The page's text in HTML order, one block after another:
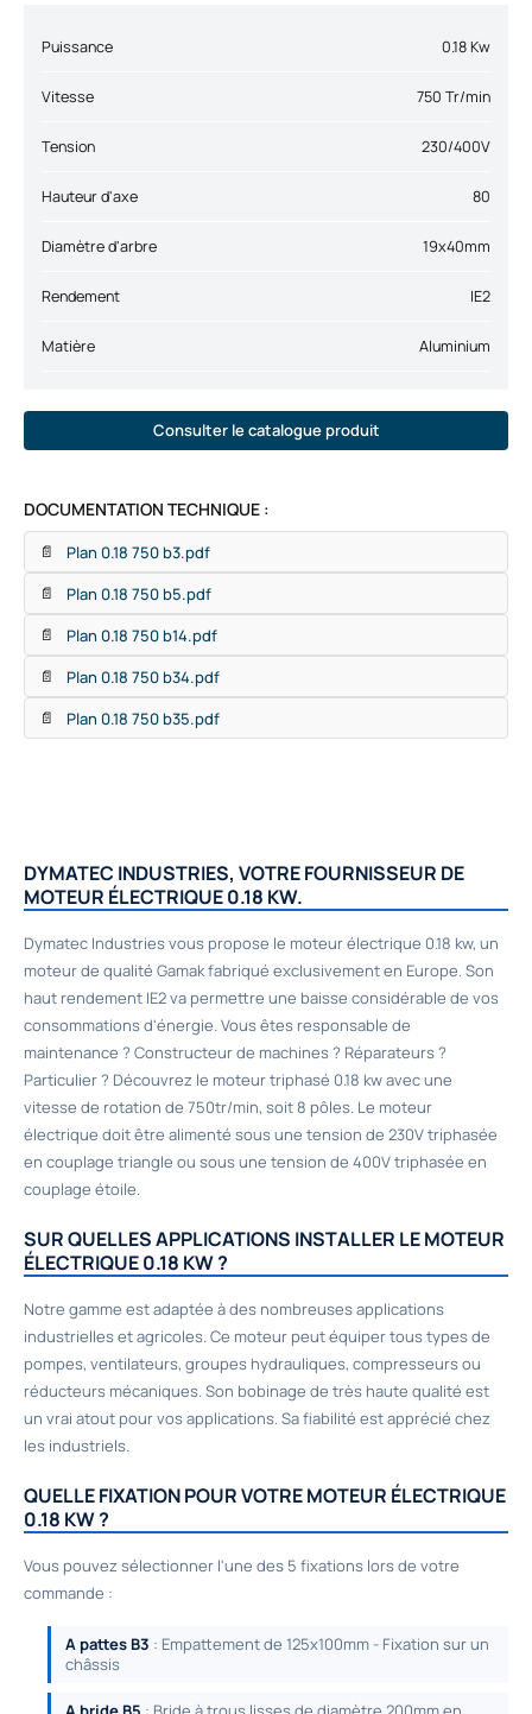
Puissance 0.18 Kw
Vitesse 750 Tr/min
Tension 230/400V
Hauteur d'axe 80
Diamètre d'arbre 19x40mm
Rendement IE2
Matière Aluminium
Consulter le catalogue produit
DOCUMENTATION TECHNIQUE :
📄 Plan 0.18 750 b3.pdf
📄 Plan 0.18 750 b5.pdf
📄 Plan 0.18 750 b14.pdf
📄 Plan 0.18 750 b34.pdf
📄 Plan 0.18 750 b35.pdf
DYMATEC INDUSTRIES, VOTRE FOURNISSEUR DE
MOTEUR ÉLECTRIQUE 0.18 KW.
Dymatec Industries vous propose le moteur électrique 0.18 kw, un
moteur de qualité Gamak fabriqué exclusivement en Europe. Son
haut rendement IE2 va permettre une baisse considérable de vos
consommations d'énergie. Vous êtes responsable de
maintenance ? Constructeur de machines ? Réparateurs ?
Particulier ? Découvrez le moteur triphasé 0.18 kw avec une
vitesse de rotation de 750tr/min, soit 8 pôles. Le moteur
électrique doit être alimenté sous une tension de 230V triphasée
en couplage triangle ou sous une tension de 400V triphasée en
couplage étoile.
SUR QUELLES APPLICATIONS INSTALLER LE MOTEUR
ÉLECTRIQUE 0.18 KW ?
Notre gamme est adaptée à des nombreuses applications
industrielles et agricoles. Ce moteur peut équiper tous types de
pompes, ventilateurs, groupes hydrauliques, compresseurs ou
réducteurs mécaniques. Son bobinage de très haute qualité est
un vrai atout pour vos applications. Sa fiabilité est apprécié chez
les industriels.
QUELLE FIXATION POUR VOTRE MOTEUR ÉLECTRIQUE
0.18 KW ?
Vous pouvez sélectionner l'une des 5 fixations lors de votre
commande :
A pattes B3 : Empattement de 125x100mm - Fixation sur un
châssis